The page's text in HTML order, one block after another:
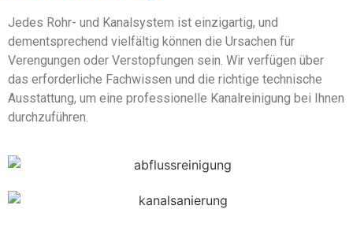
Jedes Rohr- und Kanalsystem ist einzigartig, und
dementsprechend vielfältig können die Ursachen für
Verengungen oder Verstopfungen sein. Wir verfügen über
das erforderliche Fachwissen und die richtige technische
Ausstattung, um eine professionelle Kanalreinigung bei Ihnen
durchzuführen.